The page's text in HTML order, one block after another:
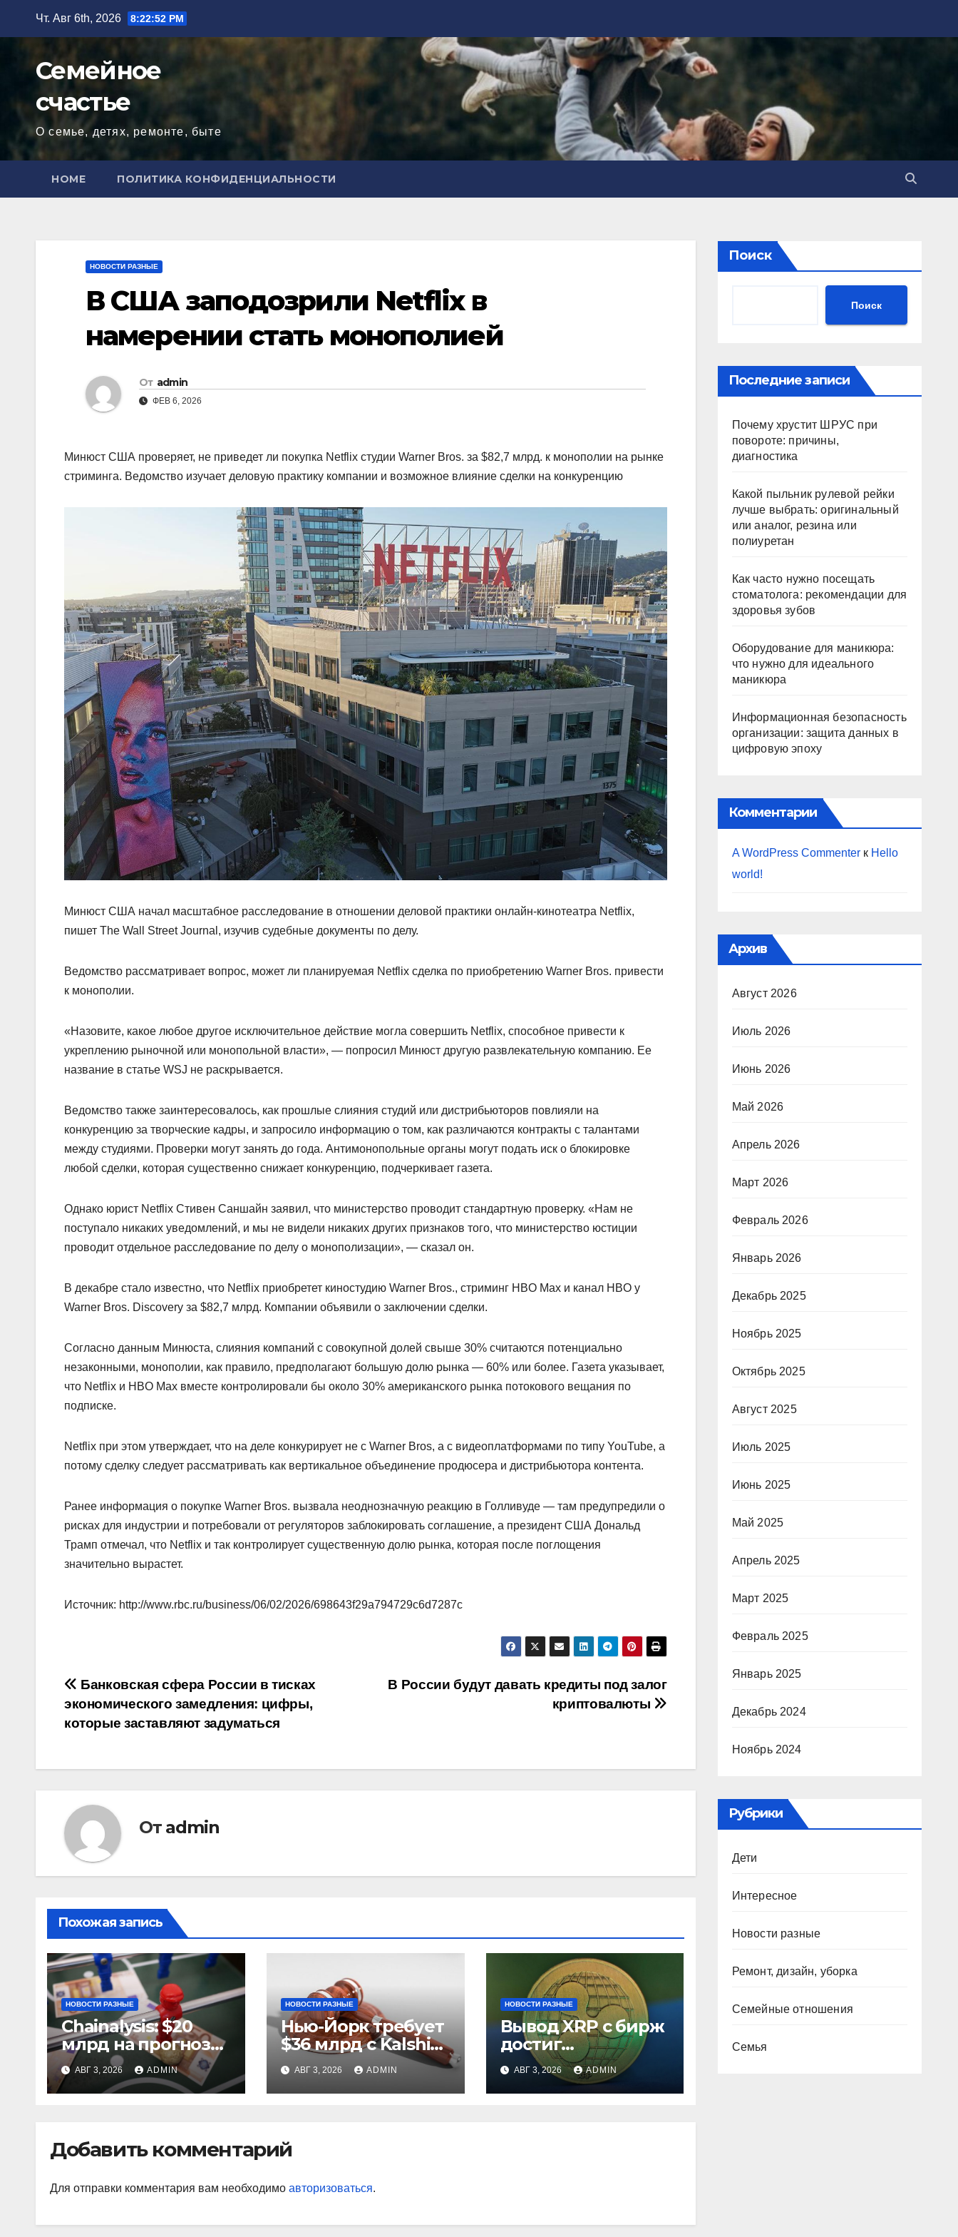
содержимому
Чт. Авг 6th, 2026 8:22:54 PM
Семейное
счастье
О семье, детях, ремонте, быте
HOME ПОЛИТИКА КОНФИДЕНЦИАЛЬНОСТИ
НОВОСТИ РАЗНЫЕ
В США заподозрили Netflix в
намерении стать монополией
От admin
ФЕВ 6, 2026
Минюст США проверяет, не приведет ли покупка Netflix студии Warner Bros. за $82,7 млрд. к монополии на рынке
стриминга. Ведомство изучает деловую практику компании и возможное влияние сделки на конкуренцию
Минюст США начал масштабное расследование в отношении деловой практики онлайн-кинотеатра Netflix,
пишет The Wall Street Journal, изучив судебные документы по делу.
Ведомство рассматривает вопрос, может ли планируемая Netflix сделка по приобретению Warner Bros. привести
к монополии.
«Назовите, какое любое другое исключительное действие могла совершить Netflix, способное привести к
укреплению рыночной или монопольной власти», — попросил Минюст другую развлекательную компанию. Ее
название в статье WSJ не раскрывается.
Ведомство также заинтересовалось, как прошлые слияния студий или дистрибьюторов повлияли на
конкуренцию за творческие кадры, и запросило информацию о том, как различаются контракты с талантами
между студиями. Проверки могут занять до года. Антимонопольные органы могут подать иск о блокировке
любой сделки, которая существенно снижает конкуренцию, подчеркивает газета.
Однако юрист Netflix Стивен Саншайн заявил, что министерство проводит стандартную проверку. «Нам не
поступало никаких уведомлений, и мы не видели никаких других признаков того, что министерство юстиции
проводит отдельное расследование по делу о монополизации», — сказал он.
В декабре стало известно, что Netflix приобретет киностудию Warner Bros., стриминг HBO Max и канал HBO у
Warner Bros. Discovery за $82,7 млрд. Компании объявили о заключении сделки.
Согласно данным Минюста, слияния компаний с совокупной долей свыше 30% считаются потенциально
незаконными, монополии, как правило, предполагают большую долю рынка — 60% или более. Газета указывает,
что Netflix и HBO Max вместе контролировали бы около 30% американского рынка потокового вещания по
подписке.
Netflix при этом утверждает, что на деле конкурирует не с Warner Bros, а с видеоплатформами по типу YouTube, а
потому сделку следует рассматривать как вертикальное объединение продюсера и дистрибьютора контента.
Ранее информация о покупке Warner Bros. вызвала неоднозначную реакцию в Голливуде — там предупредили о
рисках для индустрии и потребовали от регуляторов заблокировать соглашение, а президент США Дональд
Трамп отмечал, что Netflix и так контролирует существенную долю рынка, которая после поглощения
значительно вырастет.
Источник: http://www.rbc.ru/business/06/02/2026/698643f29a794729c6d7287c
Навигация
по
В России будут давать кредиты под залог
криптовалюты
Банковская сфера России в тисках
экономического замедления: цифры,
которые заставляют задуматься
От admin
Похожая запись
НОВОСТИ РАЗНЫЕ
Chainalysis: $20
млрд на прогнозах
ЧМ-2022, $5,4 млн
из них незаконные
АВГ 3, 2026 ADMIN
НОВОСТИ РАЗНЫЕ
Нью-Йорк требует
$36 млрд с Kalshi
за незаконные
ставки
АВГ 3, 2026 ADMIN
НОВОСТИ РАЗНЫЕ
Вывод XRP с бирж
достиг
рекордного
максимума за 5
лет
АВГ 3, 2026 ADMIN
Добавить комментарий
Для отправки комментария вам необходимо авторизоваться.
Поиск
Поиск
Последние записи
Почему хрустит ШРУС при
повороте: причины,
диагностика
Какой пыльник рулевой рейки
лучше выбрать: оригинальный
или аналог, резина или
полиуретан
Как часто нужно посещать
стоматолога: рекомендации для
здоровья зубов
Оборудование для маникюра:
что нужно для идеального
маникюра
Информационная безопасность
организации: защита данных в
цифровую эпоху
Комментарии
A WordPress Commenterк Hello
world!
Архив
Август 2026
Июль 2026
Июнь 2026
Май 2026
Апрель 2026
Март 2026
Февраль 2026
Январь 2026
Декабрь 2025
Ноябрь 2025
Октябрь 2025
Август 2025
Июль 2025
Июнь 2025
Май 2025
Апрель 2025
Март 2025
Февраль 2025
Январь 2025
Декабрь 2024
Ноябрь 2024
Рубрики
Дети
Интересное
Новости разные
Ремонт, дизайн, уборка
Семейные отношения
Семья